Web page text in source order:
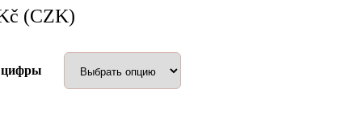
(CZK)
цифры